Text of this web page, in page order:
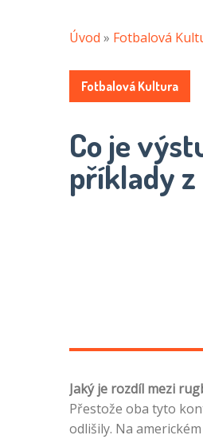
Úvod » Fotbalová
Fotbalová Kultura
Co je
příklady
Jaký je rozdíl mezi
Přestože oba tyto
odlišily. Na